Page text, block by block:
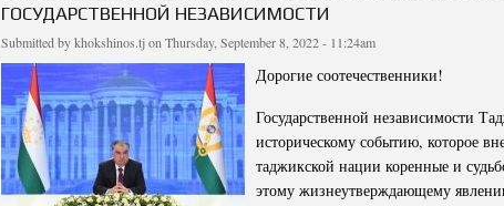
ГОСУДАРСТВЕННОЙ НЕЗАВИСИМОСТИ
Submitted bykhokshinos.tjon Thursday, September 8, 2022 - 11:24am
Дорогие соотечественники!
Государственной независимости
историческому событию, которое
таджикской нации коренные и
этому жизнеутверждающему